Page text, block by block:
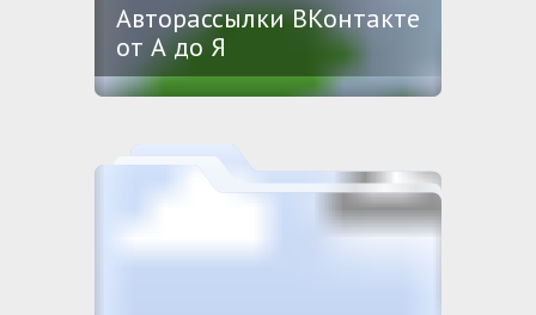
Авторассылки ВКонтакте
от А до Я